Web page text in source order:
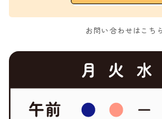
お問い合わせはこちら